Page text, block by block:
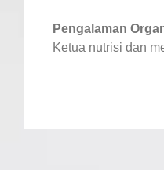
Pengalaman
Ketua nutrisi dan